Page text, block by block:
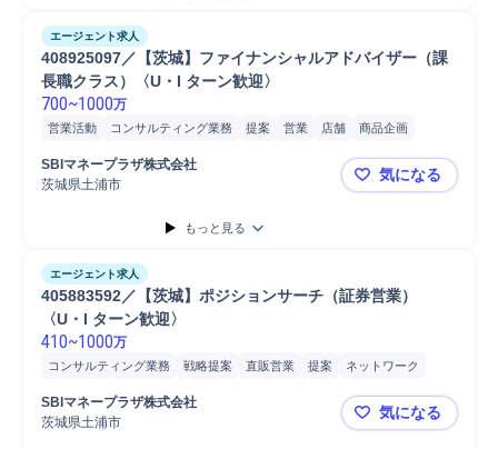
エージェント求人
408925097／【茨城】ファイナンシャルアドバイザー（課
長職クラス）〈U・I ターン歓迎〉
700~1000万
営業活動 コンサルティング業務 提案 営業 店舗 商品企画
SBIマネープラザ株式会社
茨城県土浦市
408925097
気になる
もっと見る
エージェント求人
405883592／【茨城】ポジションサーチ（証券営業）
〈U・I ターン歓迎〉
410~1000万
コンサルティング業務 戦略提案 直販営業 提案
ネットワーク
アライアンス 営業
SBIマネープラザ株式会社
茨城県土浦市
405883592
気になる